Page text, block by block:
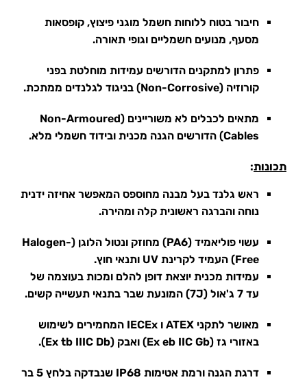
חיבור בטוח ללוחות חשמל מוגני פיצוץ, קופסאות
מסעף, מנועים חשמליים וגופי תאורה.
פתרון למתקנים הדורשים עמידות מוחלטת בפני
קורוזיה (Non-Corrosive) בניגוד לגלנדים ממתכת.
מתאים לכבלים לא משוריינים (Non-Armoured
Cables) הדורשים הגנה מכנית ובידוד חשמלי מלא.
תכונות:
ראש גלנד בעל מבנה מחוספס המאפשר אחיזה ידנית
נוחה והברגה ראשונית קלה ומהירה.
עשוי פוליאמיד (PA6) מחוזק ונטול הלוגן (Halogen-
Free) העמיד לקרינת UV ותנאי חוץ.
עמידות מכנית יוצאת דופן להלם ומכות בעוצמה של
עד 7 ג'אול (7J)
המונעת שבר בתנאי תעשייה קשים.
מאושר לתקני ATEX ו IECEx המחמירים לשימוש
באזורי גז (Ex eb IIC Gb) ואבק (Ex tb IIIC Db).
דרגת הגנה ורמת אטימות IP68 שנבדקה בלחץ 5 בר